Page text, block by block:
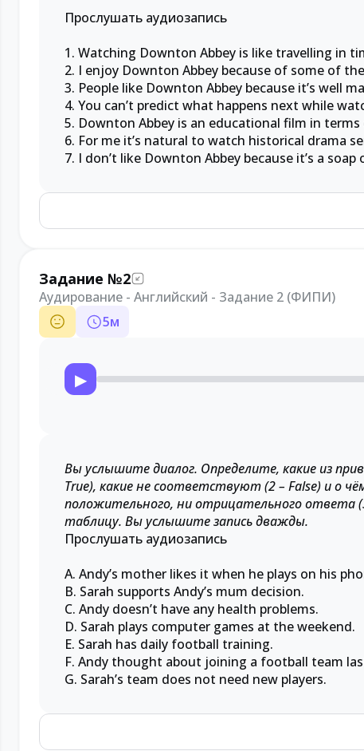
Прослушать аудиозапись
1. Watching Downton Abbey is like travelling in
2. I enjoy Downton Abbey because of some of
3. People like Downton Abbey because it’s well
4. You can’t predict what happens next while
5. Downton Abbey is an educational film in
6. For me it’s natural to watch historical drama
7. I don’t like Downton Abbey because it’s a soap
Задание №2
Аудирование - Английский - Задание 2 (ФИПИ)
5м
▶
Вы услышите диалог. Определите, какие из
True), какие не соответствуют (2 – False) и о
положительного, ни отрицательного ответа
таблицу. Вы услышите запись дважды.
Прослушать аудиозапись
A. Andy’s mother likes it when he plays on his
B. Sarah supports Andy’s mum decision.
C. Andy doesn’t have any health problems.
D. Sarah plays computer games at the weekend.
E. Sarah has daily football training.
F. Andy thought about joining a football team
G. Sarah’s team does not need new players.